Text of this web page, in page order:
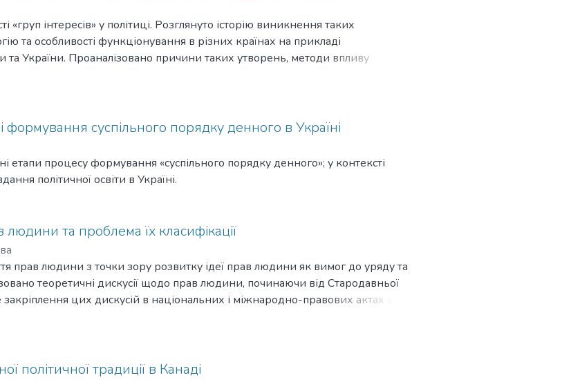
«груп інтересів» у політиці. Розглянуто історію виникнення таких
та особливості функціонування в різних країнах на прикладі
України. Проаналізовано причини таких утворень, методи впливу
ефективність репрезентації суспільних інтересів такими групами.
суспільного порядку денного в Україні
етапи процесу формування «суспільного порядку денного»; у контексті
політичної освіти в Україні.
та проблема їх класифікації
прав людини з точки зору розвитку ідеї прав людини як вимог до уряду та
теоретичні дискусії щодо прав людини, починаючи від Стародавньої
закріплення цих дискусій в національних і міжнародно-правових актах щодо
поняття прав людини вітчизняними та зарубіжними науковцями.
висуває перед своїм урядом.
політичної традиції в Канаді